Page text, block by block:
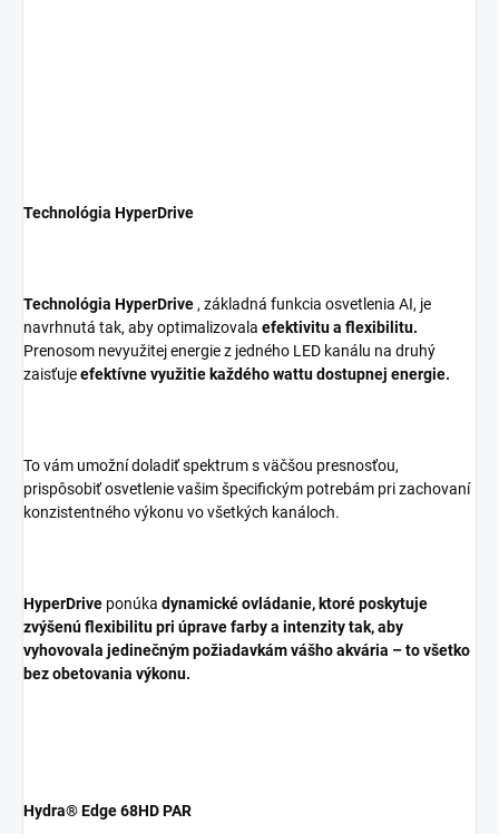
Technológia HyperDrive
Technológia HyperDrive, základná funkcia osvetlenia AI, je
navrhnutá tak, aby optimalizovala efektivitu a flexibilitu.
Prenosom nevyužitej energie z jedného LED kanálu na druhý
zaisťujeefektívne využitie každého wattu dostupnej energie.
To vám umožní doladiť spektrum s väčšou presnosťou,
prispôsobiť osvetlenie vašim špecifickým potrebám pri zachovaní
konzistentného výkonu vo všetkých kanáloch.
HyperDrive ponúka dynamické ovládanie, ktoré poskytuje
zvýšenú flexibilitu pri úprave farby a intenzity tak, aby
vyhovovala jedinečným požiadavkám vášho akvária – to všetko
bez obetovania výkonu.
Hydra® Edge 68HD PAR